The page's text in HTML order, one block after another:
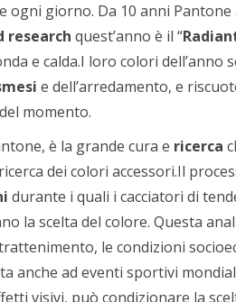
giorno. Da 10 anni Pantone
research quest’anno è il “
e calda.I loro colori dell’anno
e dell’arredamento, e
momento.
è la grande cura e ricerca
dei colori accessori.Il
durante i quali i cacciatori di
la scelta del colore. Questa
le condizioni
anche ad eventi sportivi
visivi, può condizionare la